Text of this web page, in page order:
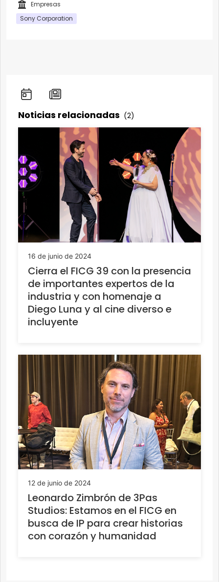
Empresas
Sony Corporation
Noticias relacionadas (2)
16 de junio de 2024
Cierra el FICG 39 con la presencia
de importantes expertos de la
industria y con homenaje a
Diego Luna y al cine diverso e
incluyente
12 de junio de 2024
Leonardo Zimbrón de 3Pas
Studios: Estamos en el FICG en
busca de IP para crear historias
con corazón y humanidad